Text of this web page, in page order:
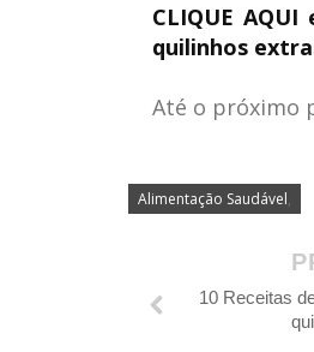
Alimentação Saudável,
CLIQUE
quilinhos
Até o próximo
10 Receitas